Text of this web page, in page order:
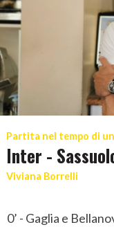
Partita nel tempo di
Inter -
Viviana Borrelli
0’ - Gaglia e